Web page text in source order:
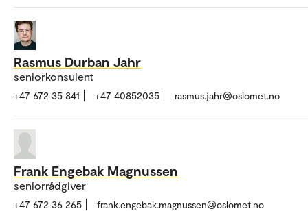
Rasmus Durban Jahr
seniorkonsulent
+47 672 35 841 +47 40852035 rasmus.jahr@oslomet.no
Frank Engebak Magnussen
seniorrådgiver
+47 672 36 265 frank.engebak.magnussen@oslomet.no